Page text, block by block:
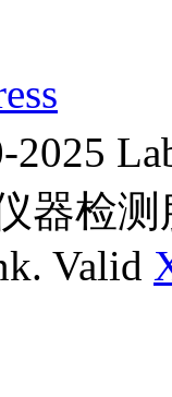
2025
器检
Valid